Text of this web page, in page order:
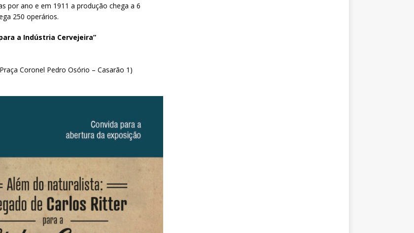
por ano e em 1911 a produção chega a 6
250 operários.
a Indústria Cervejeira”
Coronel Pedro Osório – Casarão 1)